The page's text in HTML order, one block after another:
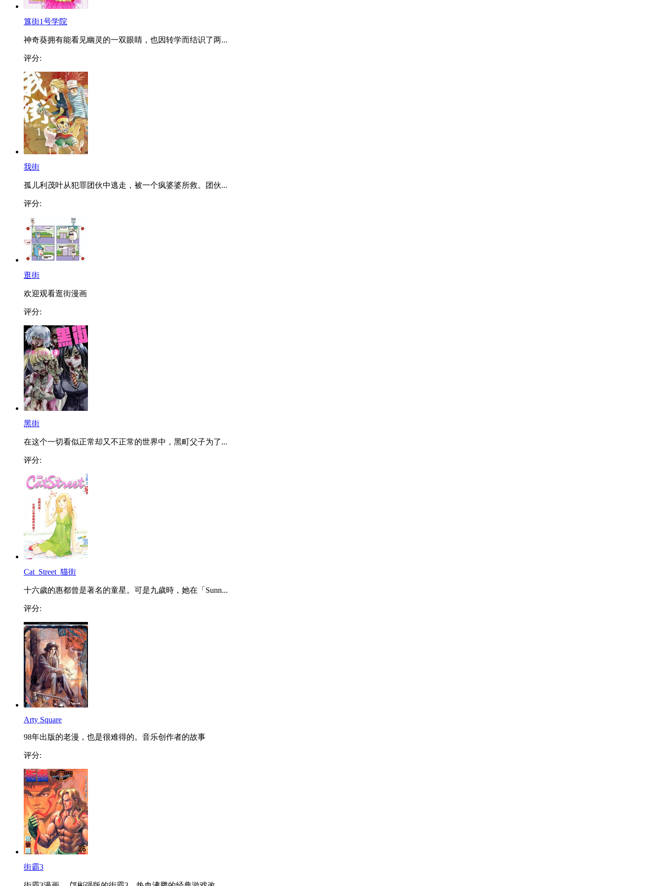
簋街1号学院
神奇葵拥有能看见幽灵的一双眼睛，也因转学而结识了两...
评分:
我街
孤儿利茂叶从犯罪团伙中逃走，被一个疯婆婆所救。团伙...
评分:
逛街
欢迎观看逛街漫画
评分:
黑街
在这个一切看似正常却又不正常的世界中，黑町父子为了...
评分:
Cat_Street_猫街
十六歲的惠都曾是著名的童星。可是九歲時，她在「Sunn...
评分:
Arty Square
98年出版的老漫，也是很难得的。音乐创作者的故事
评分:
街霸3